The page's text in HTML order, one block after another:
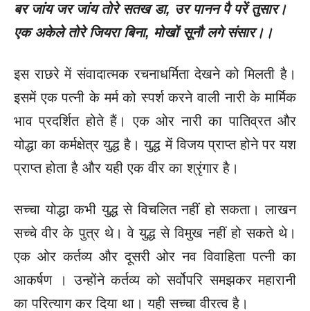
बर जांय जर जांय तोरे सतख डा, उर पानन पै परें तुसार।
एक अकेले तोरे जियरा बिना, मोखों सूनौ लगे संसार।।
इस राछरे में संवादात्मक रचनाधर्मिता देखने को मिलती है।
इसमें एक पत्नी के मर्म को स्पर्श करने वाली नारी के मार्मिक
भाव प्रदर्शित होते हैं। एक ओर नारी का पातिव्रत और
योद्धा का कर्मक्षेत्र युद्ध है। युद्ध में विजय प्राप्त होने पर यश
प्राप्त होता है और यही एक वीर का श्रृंगार है।
सच्चा योद्धा कभी युद्ध से विचलित नहीं हो सकता। लाखन
सच्चे वीर के पुत्र थे। वे युद्ध से विमुख नहीं हो सकते थे।
एक ओर कर्तव्य और दूसरी ओर नव विवाहिता पत्नी का
आकर्षण । उन्होंने कर्तव्य को सर्वोपरि समझकर महारानी
का परित्याग कर दिया था। यही सच्चा वीरत्व है।